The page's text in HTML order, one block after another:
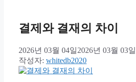
결제와 결재의 차이
2026년 03월 04일2026년 03월 03일
작성자: whitedb2020